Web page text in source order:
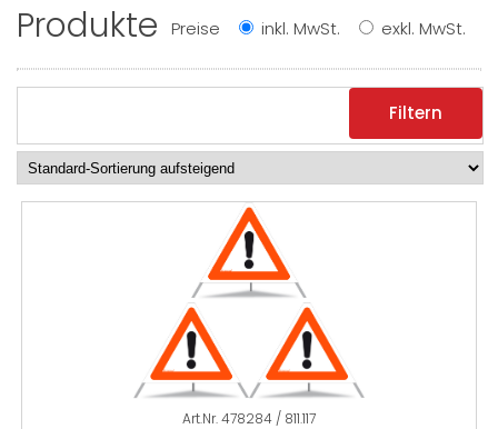
Produkte Preise inkl. MwSt. exkl. MwSt.
Filtern
Art.Nr.478284 / 811.117